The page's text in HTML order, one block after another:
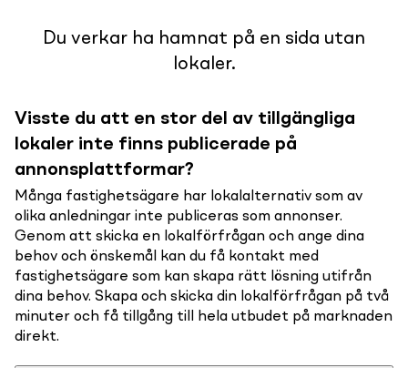
Du verkar ha hamnat på en sida utan
lokaler.
Visste du att en stor del av tillgängliga
lokaler inte finns publicerade på
annonsplattformar?
Många fastighetsägare har lokalalternativ som av
olika anledningar inte publiceras som annonser.
Genom att skicka en lokalförfrågan och ange dina
behov och önskemål kan du få kontakt med
fastighetsägare som kan skapa rätt lösning utifrån
dina behov. Skapa och skicka din lokalförfrågan på två
minuter och få tillgång till hela utbudet på marknaden
direkt.